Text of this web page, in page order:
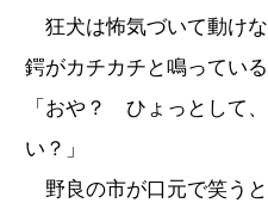
狂犬は怖気づいて動け
鍔がカチカチと鳴っている
「おや？ ひょっとして
い？」
野良の市が口元で笑う